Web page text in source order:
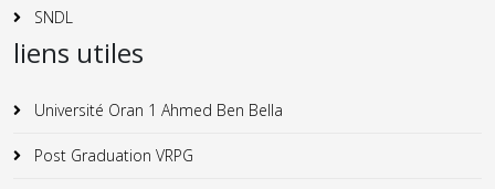
SNDL
liens utiles
Université Oran 1 Ahmed Ben Bella
Post Graduation VRPG